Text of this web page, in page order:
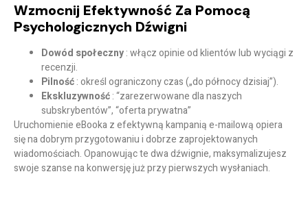
Wzmocnij Efektywność Za Pomocą
Psychologicznych Dźwigni
Dowód społeczny: włącz opinie od klientów lub wyciągi z
recenzji.
Pilność: określ ograniczony czas („do północy dzisiaj”).
Ekskluzywność: “zarezerwowane dla naszych
subskrybentów”, “oferta prywatna”
Uruchomienie eBooka z efektywną kampanią e-mailową opiera
się na dobrym przygotowaniu i dobrze zaprojektowanych
wiadomościach. Opanowując te dwa dźwignie, maksymalizujesz
swoje szanse na konwersję już przy pierwszych wysłaniach.